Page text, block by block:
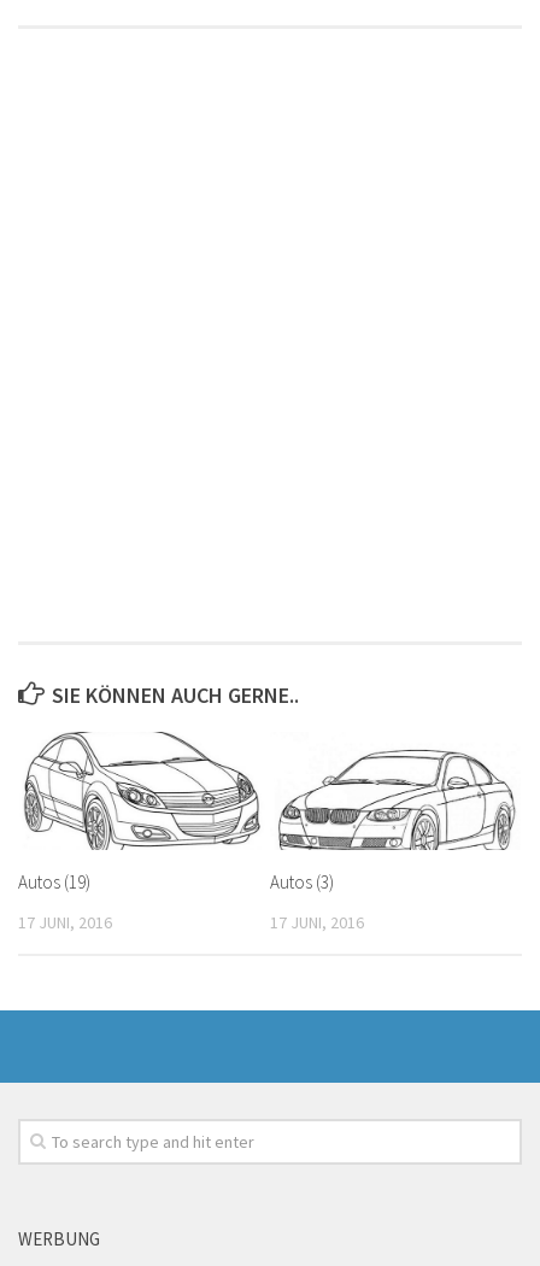
SIE KÖNNEN AUCH GERNE..
Autos (19)
17 JUNI, 2016
Autos (3)
17 JUNI, 2016
WERBUNG